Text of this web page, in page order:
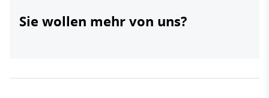
Sie wollen mehr von uns?